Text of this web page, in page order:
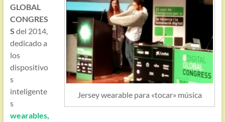
Jersey wearable para «tocar» música
GLOBAL
CONGRES
S del 2014,
dedicado a
los
dispositivo
s
inteligente
s
wearables,